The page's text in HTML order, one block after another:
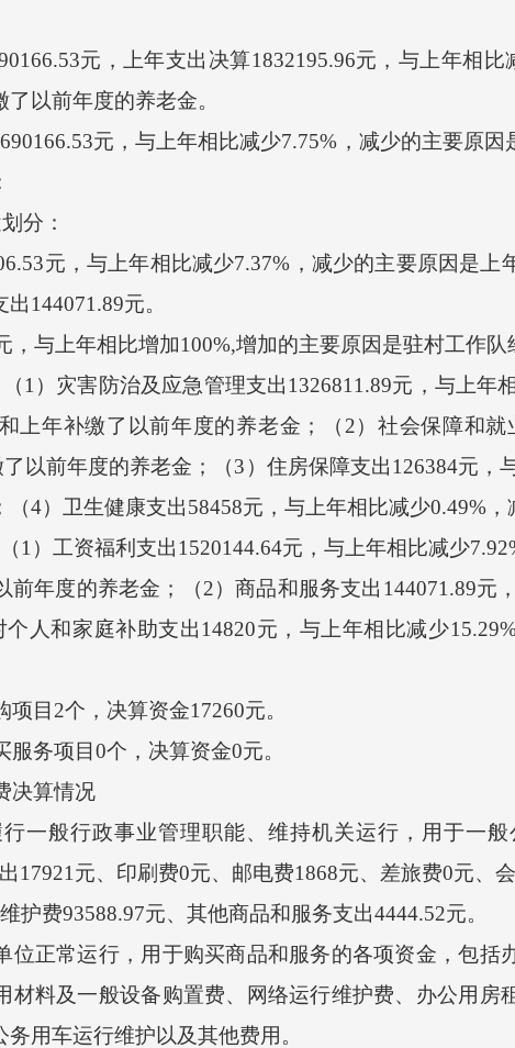
元，上年支出决算1832195.96元，与上年相比
以前年度的养老金。
元，与上年相比减少7.75%，减少的主要原因
分：
元，与上年相比减少7.37%，减少的主要原因是上
144071.89元。
与上年相比增加100%,增加的主要原因是驻村工作队
灾害防治及应急管理支出1326811.89元，与上年
上年补缴了以前年度的养老金；（2）社会保障和就
以前年度的养老金；（3）住房保障支出126384元，
4）卫生健康支出58458元，与上年相比减少0.49%，
工资福利支出1520144.64元，与上年相比减少
年度的养老金；（2）商品和服务支出144071.89元
人和家庭补助支出14820元，与上年相比减少
目2个，决算资金17260元。
务项目0个，决算资金0元。
算情况
般行政事业管理职能、维持机关运行，用于一般
17921元、印刷费0元、邮电费1868元、差旅费0元、
护费93588.97元、其他商品和服务支出4444.52元。
正常运行，用于购买商品和服务的各项资金，包括
材料及一般设备购置费、网络运行维护费、办公用房
用车运行维护以及其他费用。